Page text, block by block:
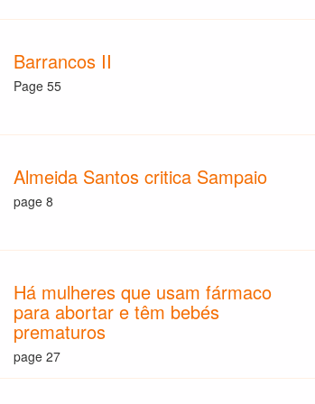
Barrancos II
Page 55
Almeida Santos critica Sampaio
page 8
Há mulheres que usam fármaco
para abortar e têm bebés
prematuros
page 27